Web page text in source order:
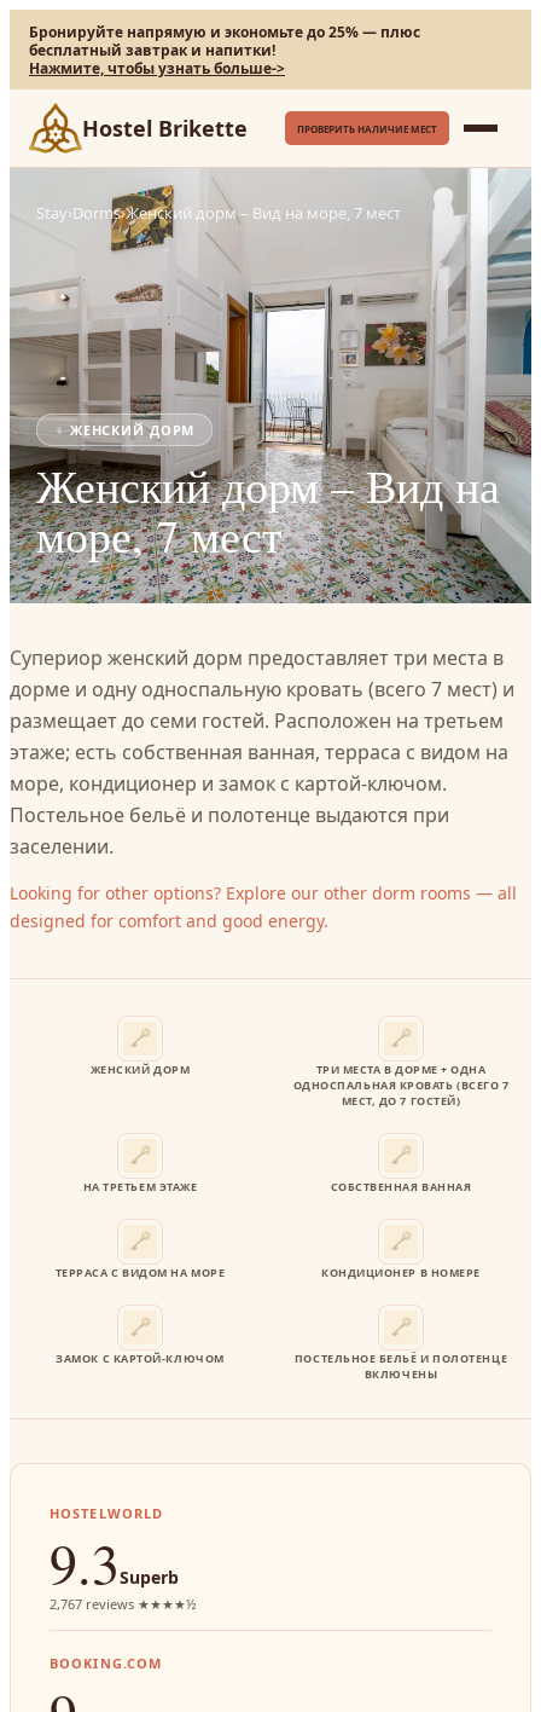
Бронируйте напрямую и экономьте до 25% — плюс
бесплатный завтрак и напитки!
Нажмите, чтобы узнать больше->
Hostel Brikette ПРОВЕРИТЬ НАЛИЧИЕ МЕСТ
Stay›Dorms›Женский дорм – Вид на море, 7 мест
♀ЖЕНСКИЙ ДОРМ
Женский дорм – Вид на
море, 7 мест
Супериор женский дорм предоставляет три места в
дорме и одну односпальную кровать (всего 7 мест) и
размещает до семи гостей. Расположен на третьем
этаже; есть собственная ванная, терраса с видом на
море, кондиционер и замок с картой-ключом.
Постельное бельё и полотенце выдаются при
заселении.
Looking for other options? Explore our other dorm rooms — all
designed for comfort and good energy.
ЖЕНСКИЙ ДОРМ
ТРИ МЕСТА В ДОРМЕ + ОДНА
ОДНОСПАЛЬНАЯ КРОВАТЬ (ВСЕГО 7
МЕСТ, ДО 7 ГОСТЕЙ)
НА ТРЕТЬЕМ ЭТАЖЕ СОБСТВЕННАЯ ВАННАЯ
ТЕРРАСА С ВИДОМ НА МОРЕ КОНДИЦИОНЕР В НОМЕРЕ
ЗАМОК С КАРТОЙ-КЛЮЧОМ
ПОСТЕЛЬНОЕ БЕЛЬЁ И ПОЛОТЕНЦЕ
ВКЛЮЧЕНЫ
HOSTELWORLD
9.3Superb
2,767 reviews ★★★★½
BOOKING.COM